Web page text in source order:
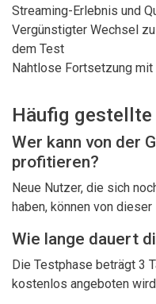
Streaming-Erlebnis und
Vergünstigter Wechsel
dem Test
Nahtlose Fortsetzung
Häufig gestellte
Wer kann von der
profitieren?
Neue Nutzer, die sich
haben, können von
Wie lange dauert
Die Testphase beträgt 3
kostenlos angeboten